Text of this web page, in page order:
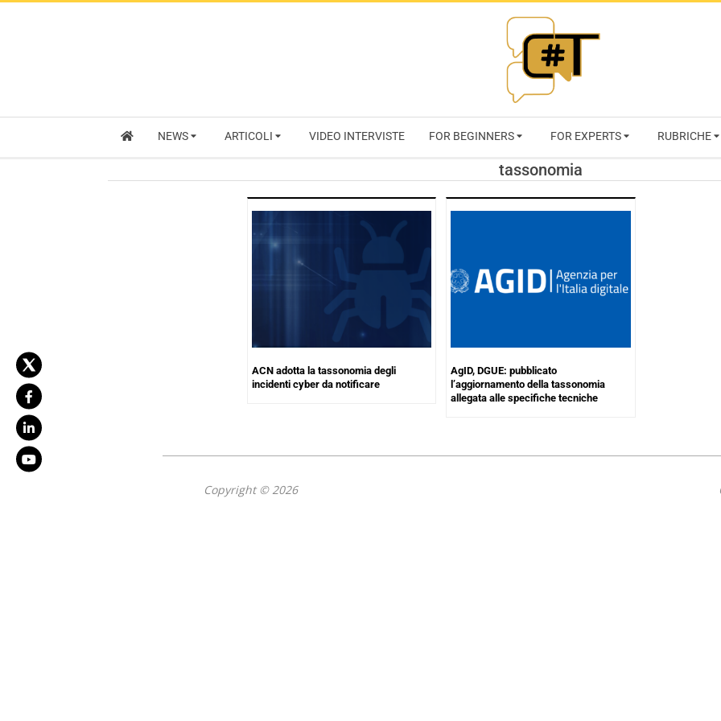
RIVISTA
TRENDS
NEWS ARTICOLI VIDEO INTERVISTE FOR BEGINNERS FOR EXPERTS RUBRICHE
tassonomia
ACN adotta la tassonomia degli
incidenti cyber da notificare
AgID, DGUE: pubblicato
l’aggiornamento della tassonomia
allegata alle specifiche tecniche
Copyright © 2026